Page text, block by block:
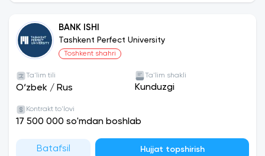
BANK ISHI
Tashkent Perfect University
Toshkent shahri
Ta'lim tili
O‘zbek / Rus
Ta'lim shakli
Kunduzgi
Kontrakt to'lovi
17 500 000 so'mdan boshlab
Batafsil Hujjat topshirish